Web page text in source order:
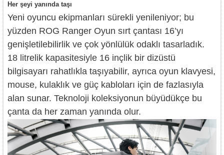
Her şeyi yanında taşı
Yeni oyuncu ekipmanları sürekli yenileniyor; bu
yüzden ROG Ranger Oyun sırt çantası 16’yı
genişletilebilirlik ve çok yönlülük odaklı tasarladık.
18 litrelik kapasitesiyle 16 inçlik bir dizüstü
bilgisayarı rahatlıkla taşıyabilir, ayrıca oyun klavyesi,
mouse, kulaklık ve güç kabloları için de fazlasıyla
alan sunar. Teknoloji koleksiyonun büyüdükçe bu
çanta da her zaman yanında olur.